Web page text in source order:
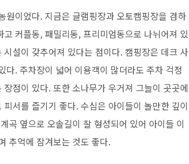
원이었다. 지금은 글램핑장과 오토캠핑장을 겸하
커플동, 패밀리동, 프리미엄동으로 나뉘어져 있
설이 갖추어져 있다는 점이다. 캠핑장은 데크 사
. 주차장이 넓어 이용객이 많더라도 주차 걱정
점이 있다. 또한 소나무가 우거져 그늘이 곳곳에
서를 즐기기 좋다. 수심은 아이들이 놀만한 깊이
곡 옆으로 오솔길이 잘 형성되어 있어 아이들 이
추억에 잠겨보는 것도 좋다.